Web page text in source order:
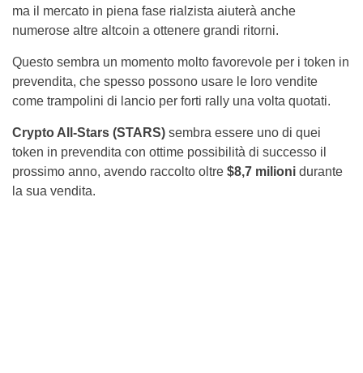
ma il mercato in piena fase rialzista aiuterà anche
numerose altre altcoin a ottenere grandi ritorni.
Questo sembra un momento molto favorevole per i token in
prevendita, che spesso possono usare le loro vendite
come trampolini di lancio per forti rally una volta quotati.
Crypto All-Stars (STARS) sembra essere uno di quei
token in prevendita con ottime possibilità di successo il
prossimo anno, avendo raccolto oltre $8,7 milioni durante
la sua vendita.